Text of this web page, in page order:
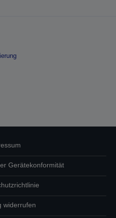
Gerätekonformität
widerrufen